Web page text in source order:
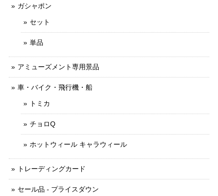
ガシャポン
セット
単品
アミューズメント専用景品
車・バイク・飛行機・船
トミカ
チョロQ
ホットウィール キャラウィール
トレーディングカード
セール品 - プライスダウン